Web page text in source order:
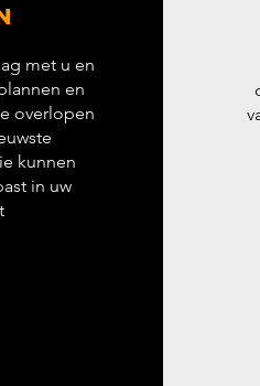
met u en
en
overlopen
kunnen
in uw